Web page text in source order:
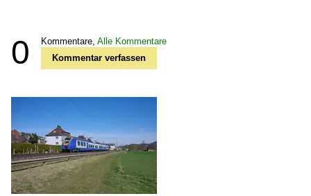
0 Kommentare, Alle Kommentare
Kommentar verfassen